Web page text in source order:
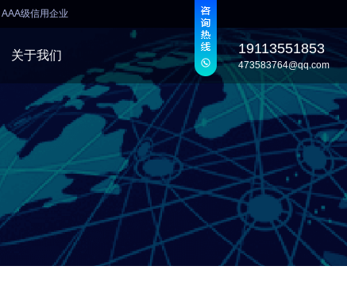
AAA级信用企业
关于我们 19113551853
473583764@qq.com